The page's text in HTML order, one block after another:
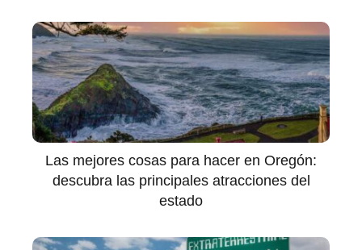
Las mejores cosas para hacer en Oregón:
descubra las principales atracciones del
estado